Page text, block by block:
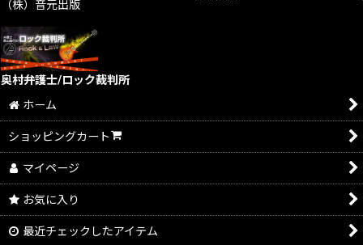
（株）音元出版
奥村弁護士/ロック裁判所
ホーム
ショッピングカート
マイページ
お気に入り
最近チェックしたアイテム